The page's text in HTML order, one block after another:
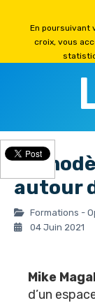
Le
autour
Formations -
04 Juin 2021
Mike
d’un